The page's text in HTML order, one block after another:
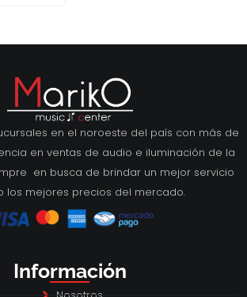
en el noroeste del país con más de
en ventas de audio e iluminación de la
en busca de brindar un mejor servicio
los mejores precios del mercado.
Información